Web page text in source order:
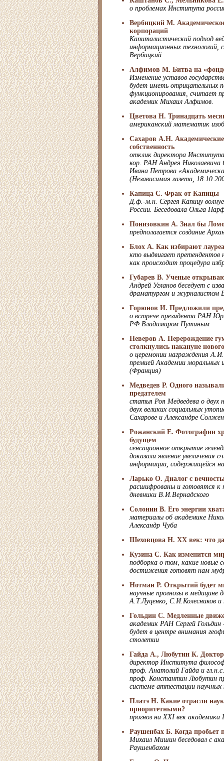
о проблемах Института
Вербицкий М.
корпораций
Капиталистический подход
информационных
Вербицкий
Алфимов М. Битва на
Изменение уставов
будет иметь отрицательных
функционирования, считает
академик Михаил Алфимов.
Цветова Н. Тринадцать
американский математик
Сахаров А.Н.
собственность
отклик директора Института
кор. РАН Андрея
Ивана Петрова
(Независимая газета,
Капица С. Фрак от Капицы
Д.ф.-м.н. Сергея Капицу
России. Беседовала Ольга
Понизовкин А. Знал бы
предполагается создание
Блох А. Как избирают
кто выдвигает претендентов
как происходит процедура
Губарев В. Ученые
Андрей Угланов беседует с
драматургом и журналистом
Горюнов И. Предложили
о встрече президента РАН
РФ Владимиром Путиным
Неверов А. Перерождение
столкнулись накануне
о церемонии награждения
премией Академии моральных
(Франция)
Медведев Р. Одного
предателем
статья Роя Медведева о двух
двух великих социальных
Сахарове и Александре
Рожанский Е. Фотографии
будущем
cенсационное открытие
доказали явление увеличения
информации, содержащейся
Ларько О. Диалог с
расшифрованы и готовятся к
дневники В.И.Вернадского
Солонин В. Его энергии
материалы об академике
Александр Чуба
Шеховцова Н. ХХ век: что
Кузина С. Как изменится
подборка о том, какие новые
достижения готовят нам
Нотман Р. Открытий будет
научные прогнозы в
А.Т.Луценко, С.И.Колесников
Гольдин С. Медленные
академик РАН Сергей Гольдин
будет в центре внимания
столетии
Гайда А., Любутин К.
директор Института
проф. Анатолий Гайда и
проф. Константин Любутин
системе аттестации научных
Платэ Н. Какие отрасли
приоритетными?
прогноз на XXI век
Раушенбах Б. Когда пробьет
Михаил Мишин беседовал с
Раушенбахом